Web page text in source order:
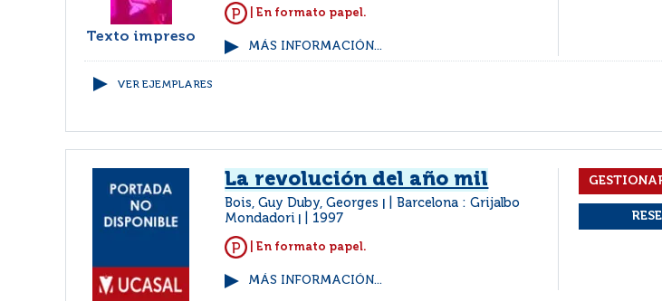
Texto impreso
| En formato papel.
MÁS INFORMACIÓN...
VER EJEMPLARES
La revolución del año mil
Bois, Guy Duby, Georges
Barcelona : Grijalbo
Mondadori
1997
| En formato papel.
MÁS INFORMACIÓN...